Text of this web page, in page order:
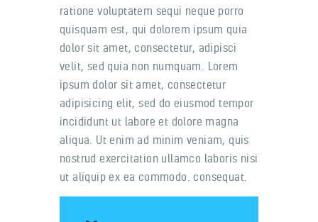
ratione voluptatem sequi neque porro
quisquam est, qui dolorem ipsum quia
dolor sit amet, consectetur, adipisci
velit, sed quia non numquam. Lorem
ipsum dolor sit amet, consectetur
adipisicing elit, sed do eiusmod tempor
incididunt ut labore et dolore magna
aliqua. Ut enim ad minim veniam, quis
nostrud exercitation ullamco laboris nisi
ut aliquip ex ea commodo. consequat.